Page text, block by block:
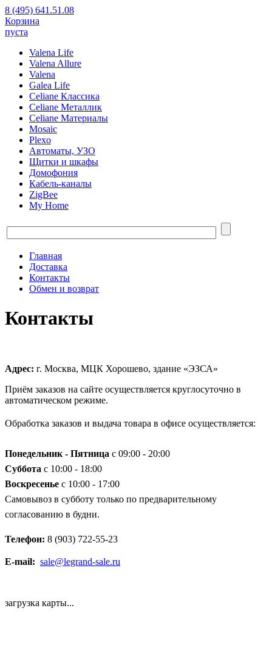
8 (495) 641.51.08
Корзина
пуста
Valena Life
Valena Allure
Valena
Galea Life
Celiane Классика
Celiane Металлик
Celiane Материалы
Mosaic
Plexo
Автоматы, УЗО
Щитки и шкафы
Домофония
Кабель-каналы
ZigBee
My Home
Главная
Доставка
Контакты
Обмен и возврат
Контакты
Адрес: г. Москва, МЦК Хорошево, здание «ЭЗСА»
Приём заказов на сайте осуществляется круглосуточно в
автоматическом режиме.
Обработка заказов и выдача товара в офисе осуществляется:
Понедельник - Пятница с 09:00 - 20:00
Суббота с 10:00 - 18:00
Воскресенье с 10:00 - 17:00
Самовывоз в субботу только по предварительному
согласованию в будни.
Телефон: 8 (903) 722-55-23
E-mail: sale@legrand-sale.ru
загрузка карты...